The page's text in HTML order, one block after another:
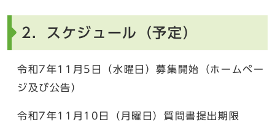
2．スケジュール（予定）
令和7年11月5日（水曜日）募集開始（ホームペー
ジ及び公告）
令和7年11月10日（月曜日）質問書提出期限